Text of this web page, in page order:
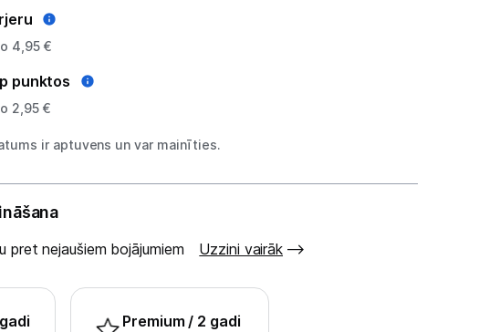
4,95 €
punktos
2,95 €
ir aptuvens un var mainīties.
pret nejaušiem bojājumiem Uzzini vairāk
Premium / 2 gadi